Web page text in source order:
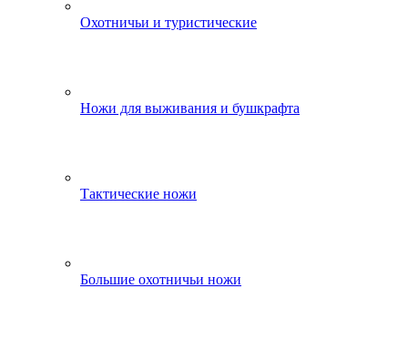
Охотничьи и туристические
Ножи для выживания и бушкрафта
Тактические ножи
Большие охотничьи ножи